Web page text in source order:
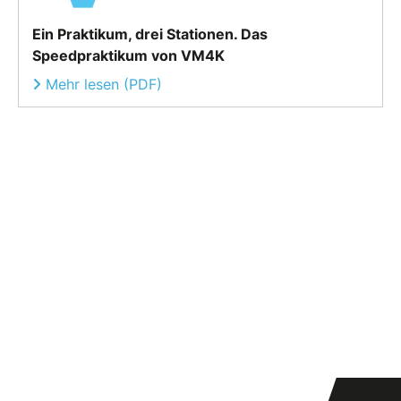
Ein Praktikum, drei Stationen. Das
Speedpraktikum von VM4K
Mehr lesen (PDF)